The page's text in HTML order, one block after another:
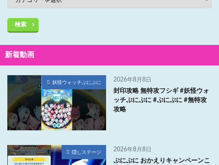
検索
新着動画
妖怪ウォッチぷにぷに 2026年8月8日
封印攻略 無特攻フシギ #妖怪ウォ
ッチぷにぷに #ぷにぷに #無特攻
攻略
隠しステージ 2026年8月8日
ぷにぷに おかえりキャンペーンこ